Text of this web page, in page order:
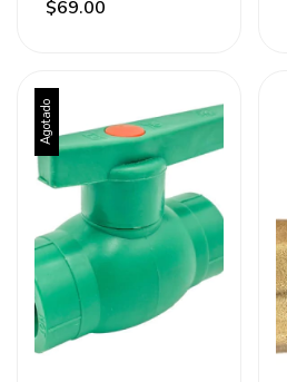
$69.00
Agotado